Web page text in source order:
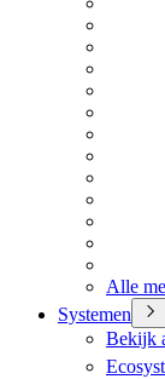
Alle
Systemen
Bekijk